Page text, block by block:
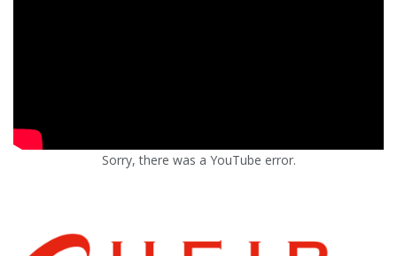
Sorry, there was a YouTube error.